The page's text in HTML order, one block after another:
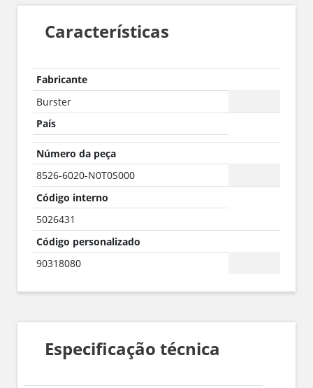
Características
Fabricante
Burster
País
Número da peça
8526-6020-N0T0S000
Código interno
5026431
Código personalizado
90318080
Especificação técnica